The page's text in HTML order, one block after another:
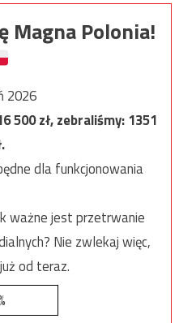
Magna Polonia!
2026
500zł, zebraliśmy:1351
dla funkcjonowania
ważne jest przetrwanie
Nie zwlekaj więc,
od teraz.